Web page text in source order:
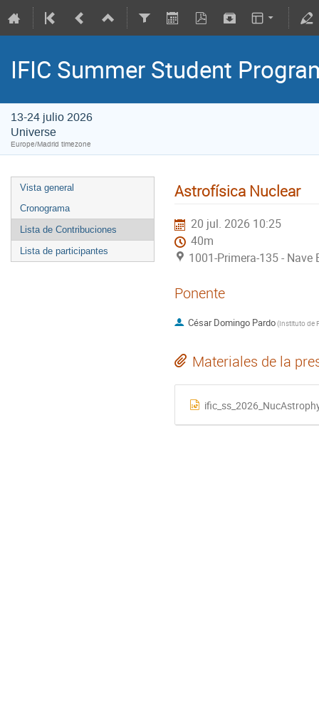
IFIC Summer Student
13-24 julio 2026
Universe
Europe/Madrid timezone
Vista general
Cronograma
Lista de Contribuciones
Lista de participantes
Astrofísica Nuclear
20 jul. 2026 10:25
40m
1001-Primera-135 -
Ponente
César Domingo Pardo(
Materiales de la